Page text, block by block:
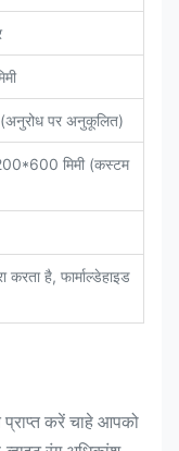
पर अनुकूलित)
मिमी (कस्टम
करता है, फार्माल्डेहाइड
प्राप्त करें चाहे आपको